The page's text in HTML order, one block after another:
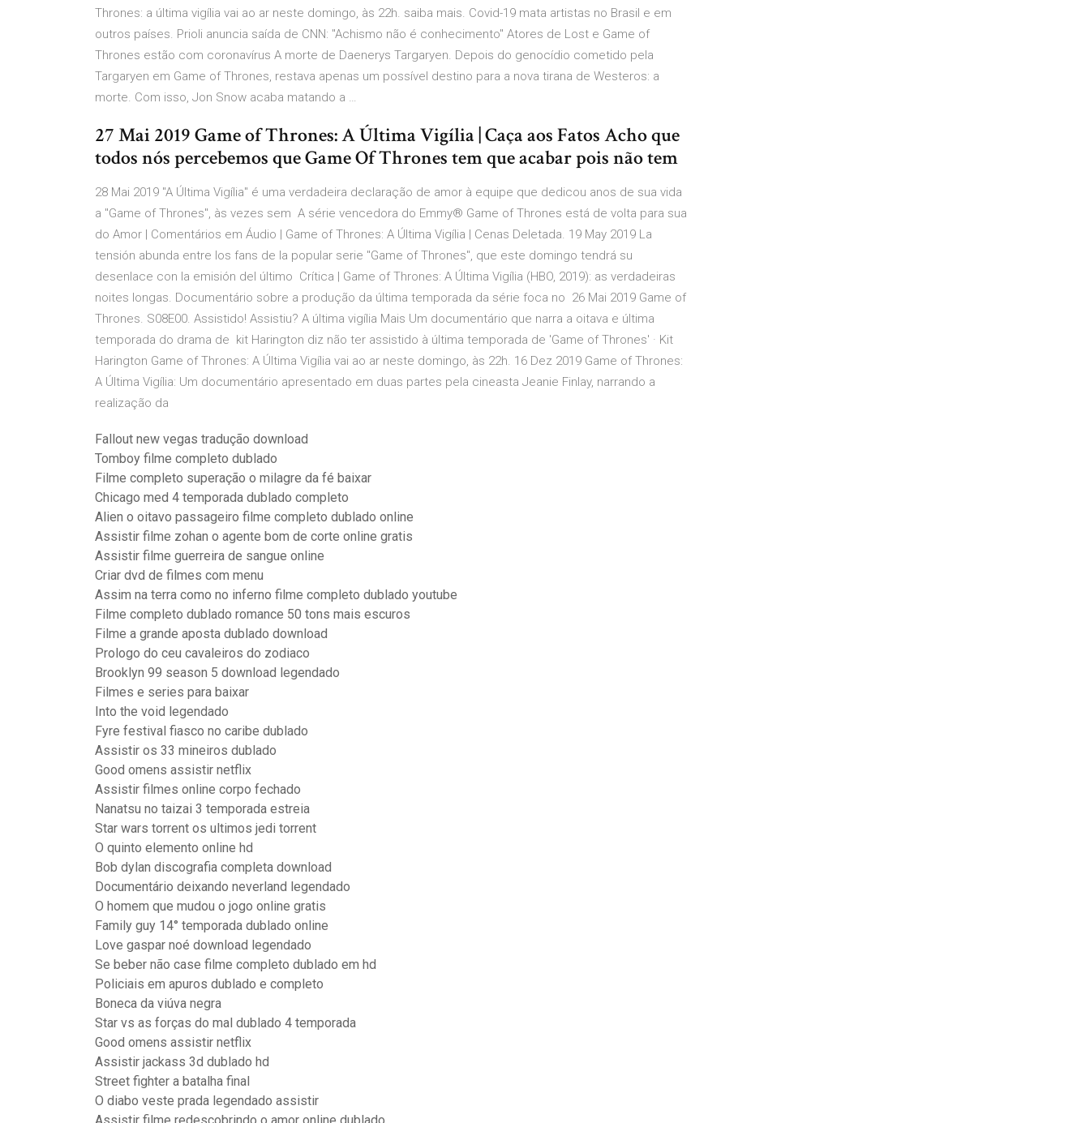
Thrones: a última vigília vai ao ar neste domingo, às 22h. saiba mais. Covid-19 mata artistas no Brasil e em
outros países. Prioli anuncia saída de CNN: "Achismo não é conhecimento" Atores de Lost e Game of
Thrones estão com coronavírus A morte de Daenerys Targaryen. Depois do genocídio cometido pela
Targaryen em Game of Thrones, restava apenas um possível destino para a nova tirana de Westeros: a
morte. Com isso, Jon Snow acaba matando a …
27 Mai 2019 Game of Thrones: A Última Vigília | Caça aos Fatos Acho que
todos nós percebemos que Game Of Thrones tem que acabar pois não tem
28 Mai 2019 "A Última Vigília" é uma verdadeira declaração de amor à equipe que dedicou anos de sua vida
a "Game of Thrones", às vezes sem A série vencedora do Emmy® Game of Thrones está de volta para sua
do Amor | Comentários em Áudio | Game of Thrones: A Última Vigília | Cenas Deletada. 19 May 2019 La
tensión abunda entre los fans de la popular serie "Game of Thrones", que este domingo tendrá su
desenlace con la emisión del último Crítica | Game of Thrones: A Última Vigília (HBO, 2019): as verdadeiras
noites longas. Documentário sobre a produção da última temporada da série foca no 26 Mai 2019 Game of
Thrones. S08E00. Assistido! Assistiu? A última vigília Mais Um documentário que narra a oitava e última
temporada do drama de kit Harington diz não ter assistido à última temporada de 'Game of Thrones' · Kit
Harington Game of Thrones: A Última Vigília vai ao ar neste domingo, às 22h. 16 Dez 2019 Game of Thrones:
A Última Vigília: Um documentário apresentado em duas partes pela cineasta Jeanie Finlay, narrando a
realização da
Fallout new vegas tradução download
Tomboy filme completo dublado
Filme completo superação o milagre da fé baixar
Chicago med 4 temporada dublado completo
Alien o oitavo passageiro filme completo dublado online
Assistir filme zohan o agente bom de corte online gratis
Assistir filme guerreira de sangue online
Criar dvd de filmes com menu
Assim na terra como no inferno filme completo dublado youtube
Filme completo dublado romance 50 tons mais escuros
Filme a grande aposta dublado download
Prologo do ceu cavaleiros do zodiaco
Brooklyn 99 season 5 download legendado
Filmes e series para baixar
Into the void legendado
Fyre festival fiasco no caribe dublado
Assistir os 33 mineiros dublado
Good omens assistir netflix
Assistir filmes online corpo fechado
Nanatsu no taizai 3 temporada estreia
Star wars torrent os ultimos jedi torrent
O quinto elemento online hd
Bob dylan discografia completa download
Documentário deixando neverland legendado
O homem que mudou o jogo online gratis
Family guy 14° temporada dublado online
Love gaspar noé download legendado
Se beber não case filme completo dublado em hd
Policiais em apuros dublado e completo
Boneca da viúva negra
Star vs as forças do mal dublado 4 temporada
Good omens assistir netflix
Assistir jackass 3d dublado hd
Street fighter a batalha final
O diabo veste prada legendado assistir